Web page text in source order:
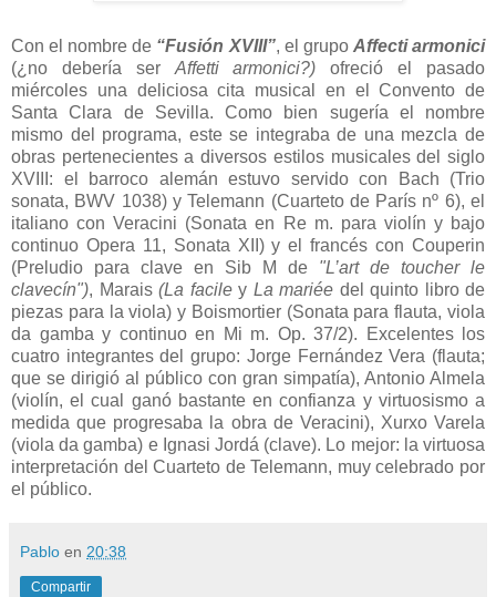
Con el nombre de “Fusión XVIII”, el grupo Affecti armonici
(¿no debería ser Affetti armonici?) ofreció el pasado
miércoles una deliciosa cita musical en el Convento de
Santa Clara de Sevilla. Como bien sugería el nombre
mismo del programa, este se integraba de una mezcla de
obras pertenecientes a diversos estilos musicales del siglo
XVIII: el barroco alemán estuvo servido con Bach (Trio
sonata, BWV 1038) y Telemann (Cuarteto de París nº 6), el
italiano con Veracini (Sonata en Re m. para violín y bajo
continuo Opera 11, Sonata XII) y el francés con Couperin
(Preludio para clave en Sib M de "L’art de toucher le
clavecín"), Marais(La faciley La mariée del quinto libro de
piezas para la viola) y Boismortier (Sonata para flauta, viola
da gamba y continuo en Mi m. Op. 37/2). Excelentes los
cuatro integrantes del grupo: Jorge Fernández Vera (flauta;
que se dirigió al público con gran simpatía), Antonio Almela
(violín, el cual ganó bastante en confianza y virtuosismo a
medida que progresaba la obra de Veracini), Xurxo Varela
(viola da gamba) e Ignasi Jordá (clave). Lo mejor: la virtuosa
interpretación del Cuarteto de Telemann, muy celebrado por
el público.
Pablo en 20:38
Compartir